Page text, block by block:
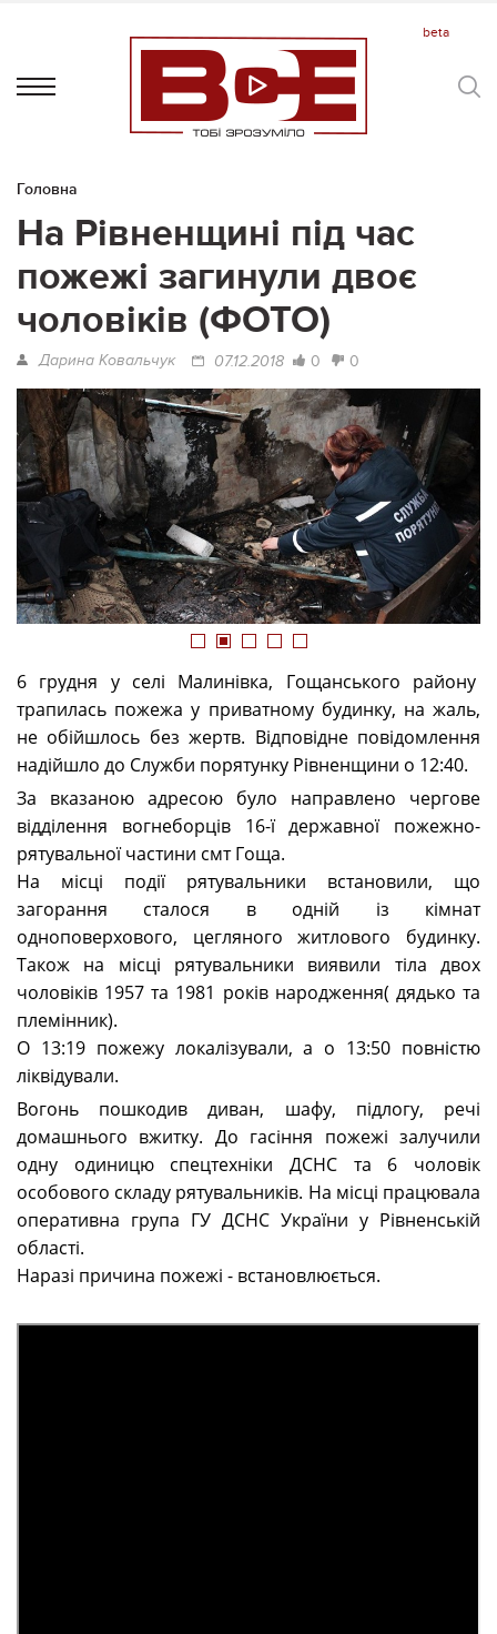
Головна
На Рівненщині під час
пожежі загинули двоє
чоловіків (ФОТО)
Дарина Ковальчук 07.12.2018 0 0
1 2 3 4 5
6 грудня у селі Малинівка, Гощанського району
трапилась пожежа у приватному будинку, на жаль,
не обійшлось без жертв. Відповідне повідомлення
надійшло до Служби порятунку Рівненщини о 12:40.
За вказаною адресою було направлено чергове
відділення вогнеборців 16-ї державної пожежно-
рятувальної частини смт Гоща.
На місці події рятувальники встановили, що
загорання сталося в одній із кімнат
одноповерхового, цегляного житлового будинку.
Також на місці рятувальники виявили тіла двох
чоловіків 1957 та 1981 років народження( дядько та
племінник).
О 13:19 пожежу локалізували, а о 13:50 повністю
ліквідували.
Вогонь пошкодив диван, шафу, підлогу, речі
домашнього вжитку. До гасіння пожежі залучили
одну одиницю спецтехніки ДСНС та 6 чоловік
особового складу рятувальників. На місці працювала
оперативна група ГУ ДСНС України у Рівненській
області.
Наразі причина пожежі - встановлюється.